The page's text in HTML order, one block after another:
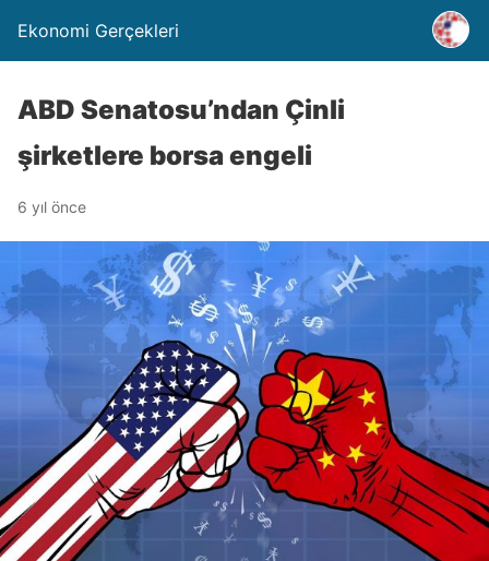
Ekonomi Gerçekleri
ABD Senatosu’ndan Çinli
şirketlere borsa engeli
6 yıl önce